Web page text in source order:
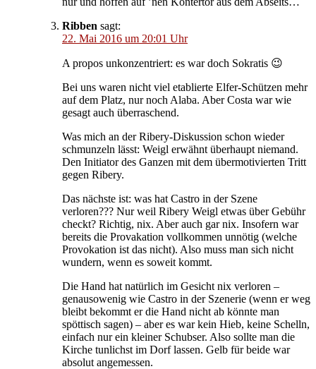
Ribben sagt:
22. Mai 2016 um 20:01 Uhr
A propos unkonzentriert: es war doch Sokratis 😉
Bei uns waren nicht viel etablierte Elfer-Schützen mehr
auf dem Platz, nur noch Alaba. Aber Costa war wie
gesagt auch überraschend.
Was mich an der Ribery-Diskussion schon wieder
schmunzeln lässt: Weigl erwähnt überhaupt niemand.
Den Initiator des Ganzen mit dem übermotivierten Tritt
gegen Ribery.
Das nächste ist: was hat Castro in der Szene
verloren??? Nur weil Ribery Weigl etwas über Gebühr
checkt? Richtig, nix. Aber auch gar nix. Insofern war
bereits die Provakation vollkommen unnötig (welche
Provokation ist das nicht). Also muss man sich nicht
wundern, wenn es soweit kommt.
Die Hand hat natürlich im Gesicht nix verloren –
genausowenig wie Castro in der Szenerie (wenn er weg
bleibt bekommt er die Hand nicht ab könnte man
spöttisch sagen) – aber es war kein Hieb, keine Schelln,
einfach nur ein kleiner Schubser. Also sollte man die
Kirche tunlichst im Dorf lassen. Gelb für beide war
absolut angemessen.